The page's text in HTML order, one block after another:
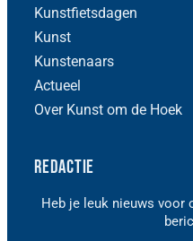
Kunstfietsdagen
Kunst
Kunstenaars
Actueel
Over Kunst om de Hoek
Redactie
Heb je leuk nieuws voor